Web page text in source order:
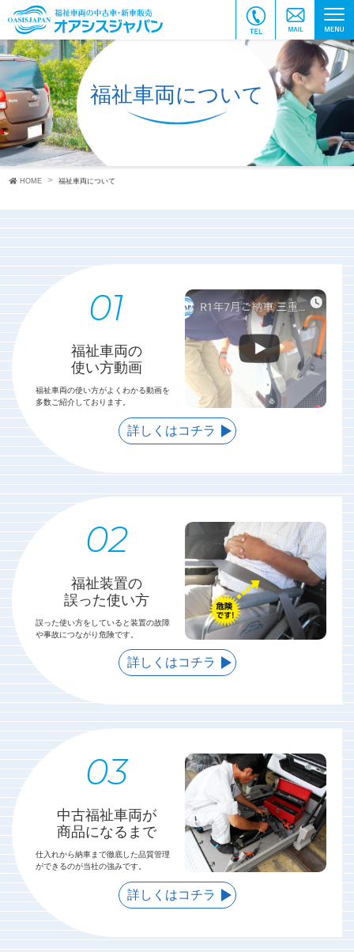
福祉車両について
HOME 福祉車両について
福祉車両の
使い方動画
福祉車両の使い方がよくわかる動画を
多数ご紹介しております。
詳しくはコチラ
福祉装置の
誤った使い方
誤った使い方をしていると装置の故障
や事故につながり危険です。
詳しくはコチラ
中古福祉車両が
商品になるまで
仕入れから納車まで徹底した品質管理
ができるのが当社の強みです。
詳しくはコチラ